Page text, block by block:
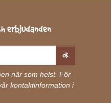
erbjudanden
OK
när som helst. För
kontaktinformation i